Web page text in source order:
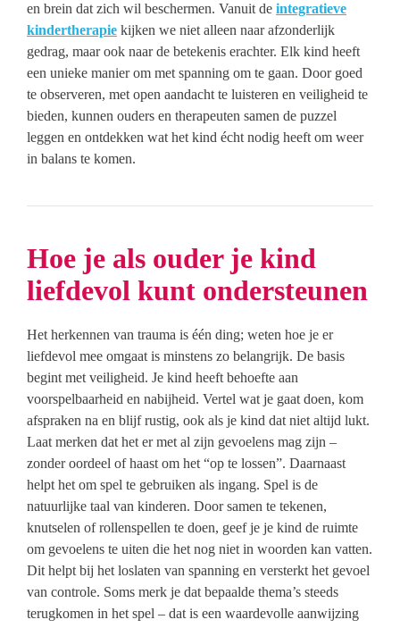
en brein dat zich wil beschermen. Vanuit de integratieve
kindertherapie kijken we niet alleen naar afzonderlijk
gedrag, maar ook naar de betekenis erachter. Elk kind heeft
een unieke manier om met spanning om te gaan. Door goed
te observeren, met open aandacht te luisteren en veiligheid te
bieden, kunnen ouders en therapeuten samen de puzzel
leggen en ontdekken wat het kind écht nodig heeft om weer
in balans te komen.
Hoe je als ouder je kind
liefdevol kunt ondersteunen
Het herkennen van trauma is één ding; weten hoe je er
liefdevol mee omgaat is minstens zo belangrijk. De basis
begint met veiligheid. Je kind heeft behoefte aan
voorspelbaarheid en nabijheid. Vertel wat je gaat doen, kom
afspraken na en blijf rustig, ook als je kind dat niet altijd lukt.
Laat merken dat het er met al zijn gevoelens mag zijn –
zonder oordeel of haast om het “op te lossen”. Daarnaast
helpt het om spel te gebruiken als ingang. Spel is de
natuurlijke taal van kinderen. Door samen te tekenen,
knutselen of rollenspellen te doen, geef je je kind de ruimte
om gevoelens te uiten die het nog niet in woorden kan vatten.
Dit helpt bij het loslaten van spanning en versterkt het gevoel
van controle. Soms merk je dat bepaalde thema’s steeds
terugkomen in het spel – dat is een waardevolle aanwijzing